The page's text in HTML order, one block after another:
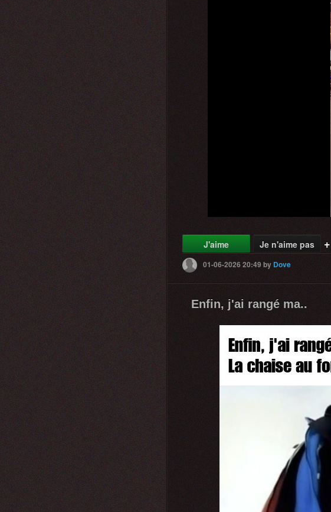
J'aime Je n'aime pas
01-06-2026 20:49by Dove
Enfin, j'ai rangé ma..